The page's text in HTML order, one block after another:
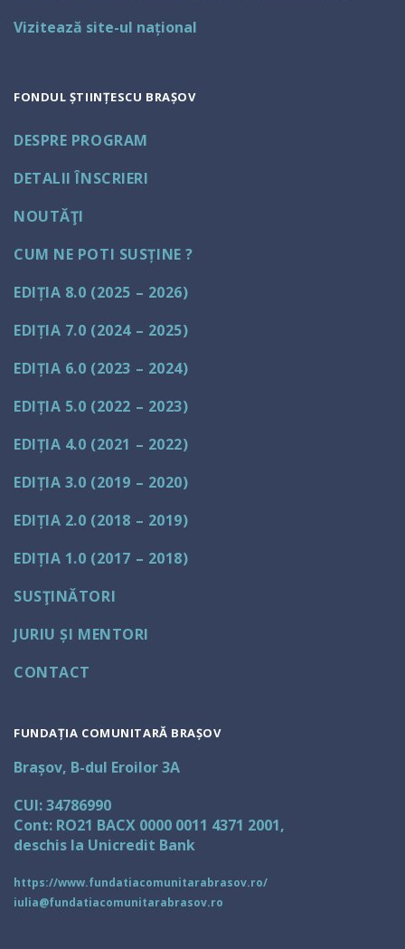
Vizitează site-ul național
FONDUL ȘTIINȚESCU BRAȘOV
DESPRE PROGRAM
DETALII ÎNSCRIERI
NOUTĂŢI
CUM NE POTI SUSȚINE ?
EDIȚIA 8.0 (2025 – 2026)
EDIȚIA 7.0 (2024 – 2025)
EDIȚIA 6.0 (2023 – 2024)
EDIȚIA 5.0 (2022 – 2023)
EDIȚIA 4.0 (2021 – 2022)
EDIȚIA 3.0 (2019 – 2020)
EDIȚIA 2.0 (2018 – 2019)
EDIȚIA 1.0 (2017 – 2018)
SUSŢINĂTORI
JURIU ȘI MENTORI
CONTACT
FUNDAȚIA COMUNITARĂ BRAȘOV
Brașov, B-dul Eroilor 3A
CUI: 34786990
Cont: RO21 BACX 0000 0011 4371 2001,
deschis la Unicredit Bank
https://www.fundatiacomunitarabrasov.ro/
iulia@fundatiacomunitarabrasov.ro